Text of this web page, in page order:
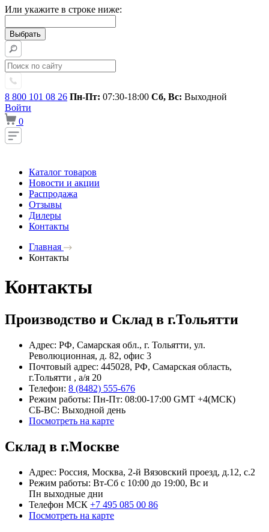
Или укажите в строке ниже:
8 800 101 08 26 Пн-Пт: 07:30-18:00 Сб, Вс: Выходной
Войти
0
Каталог товаров
Новости и акции
Распродажа
Отзывы
Дилеры
Контакты
Главная
Контакты
Контакты
Производство и Склад в г.Тольятти
Адрес: РФ, Самарская обл., г. Тольятти, ул.
Революционная, д. 82, офис 3
Почтовый адрес: 445028, РФ, Самарская область,
г.Тольятти , а/я 20
Телефон: 8 (8482) 555-676
Режим работы: Пн-Пт: 08:00-17:00 GMT +4(МСК)
СБ-ВС: Выходной день
Посмотреть на карте
Склад в г.Москве
Адрес: Россия, Москва, 2-й Вязовский проезд, д.12, с.2
Режим работы: Вт-Сб с 10:00 до 19:00, Вс и
Пн выходные дни
Телефон МСК +7 495 085 00 86
Посмотреть на карте